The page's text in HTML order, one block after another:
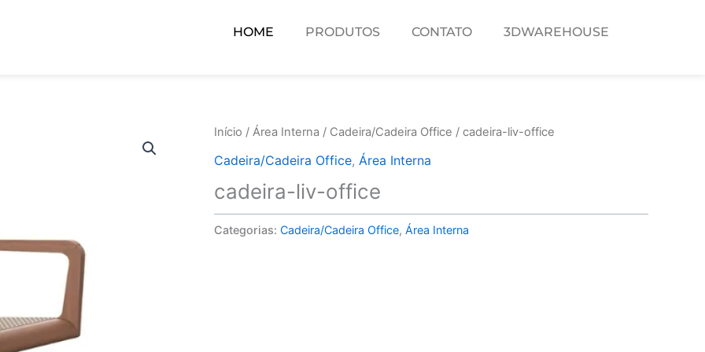
HOME PRODUTOS CONTATO 3DWAREHOUSE
Início / Área Interna / Cadeira/Cadeira Office / cadeira-liv-office
Cadeira/Cadeira Office, Área Interna
cadeira-liv-office
Categorias: Cadeira/Cadeira Office, Área Interna